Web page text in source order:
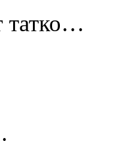
татко…